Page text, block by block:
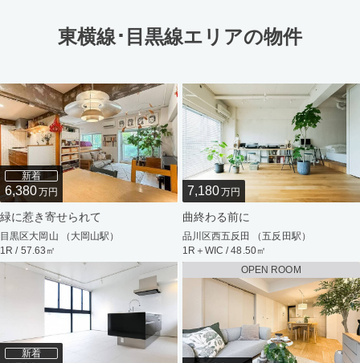
東横線･目黒線エリアの物件
新着
6,380万円
緑に惹き寄せられて
目黒区大岡山 （大岡山駅）
1R / 57.63㎡
7,180万円
曲終わる前に
品川区西五反田 （五反田駅）
1R＋WIC / 48.50㎡
新着
OPEN ROOM